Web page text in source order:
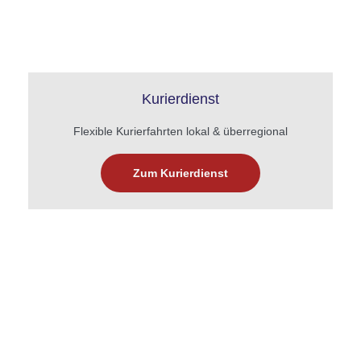
Kurierdienst
Flexible Kurierfahrten lokal & überregional
Zum Kurierdienst